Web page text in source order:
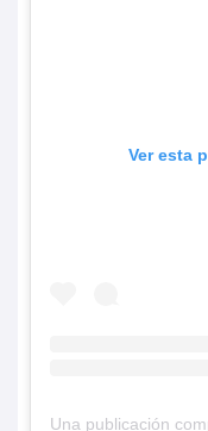
Ver esta